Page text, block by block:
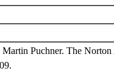
Martin Puchner. The